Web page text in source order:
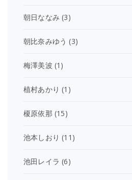
朝日ななみ (3)
朝比奈みゆう (3)
梅澤美波 (1)
植村あかり (1)
榎原依那 (15)
池本しおり (11)
池田レイラ (6)